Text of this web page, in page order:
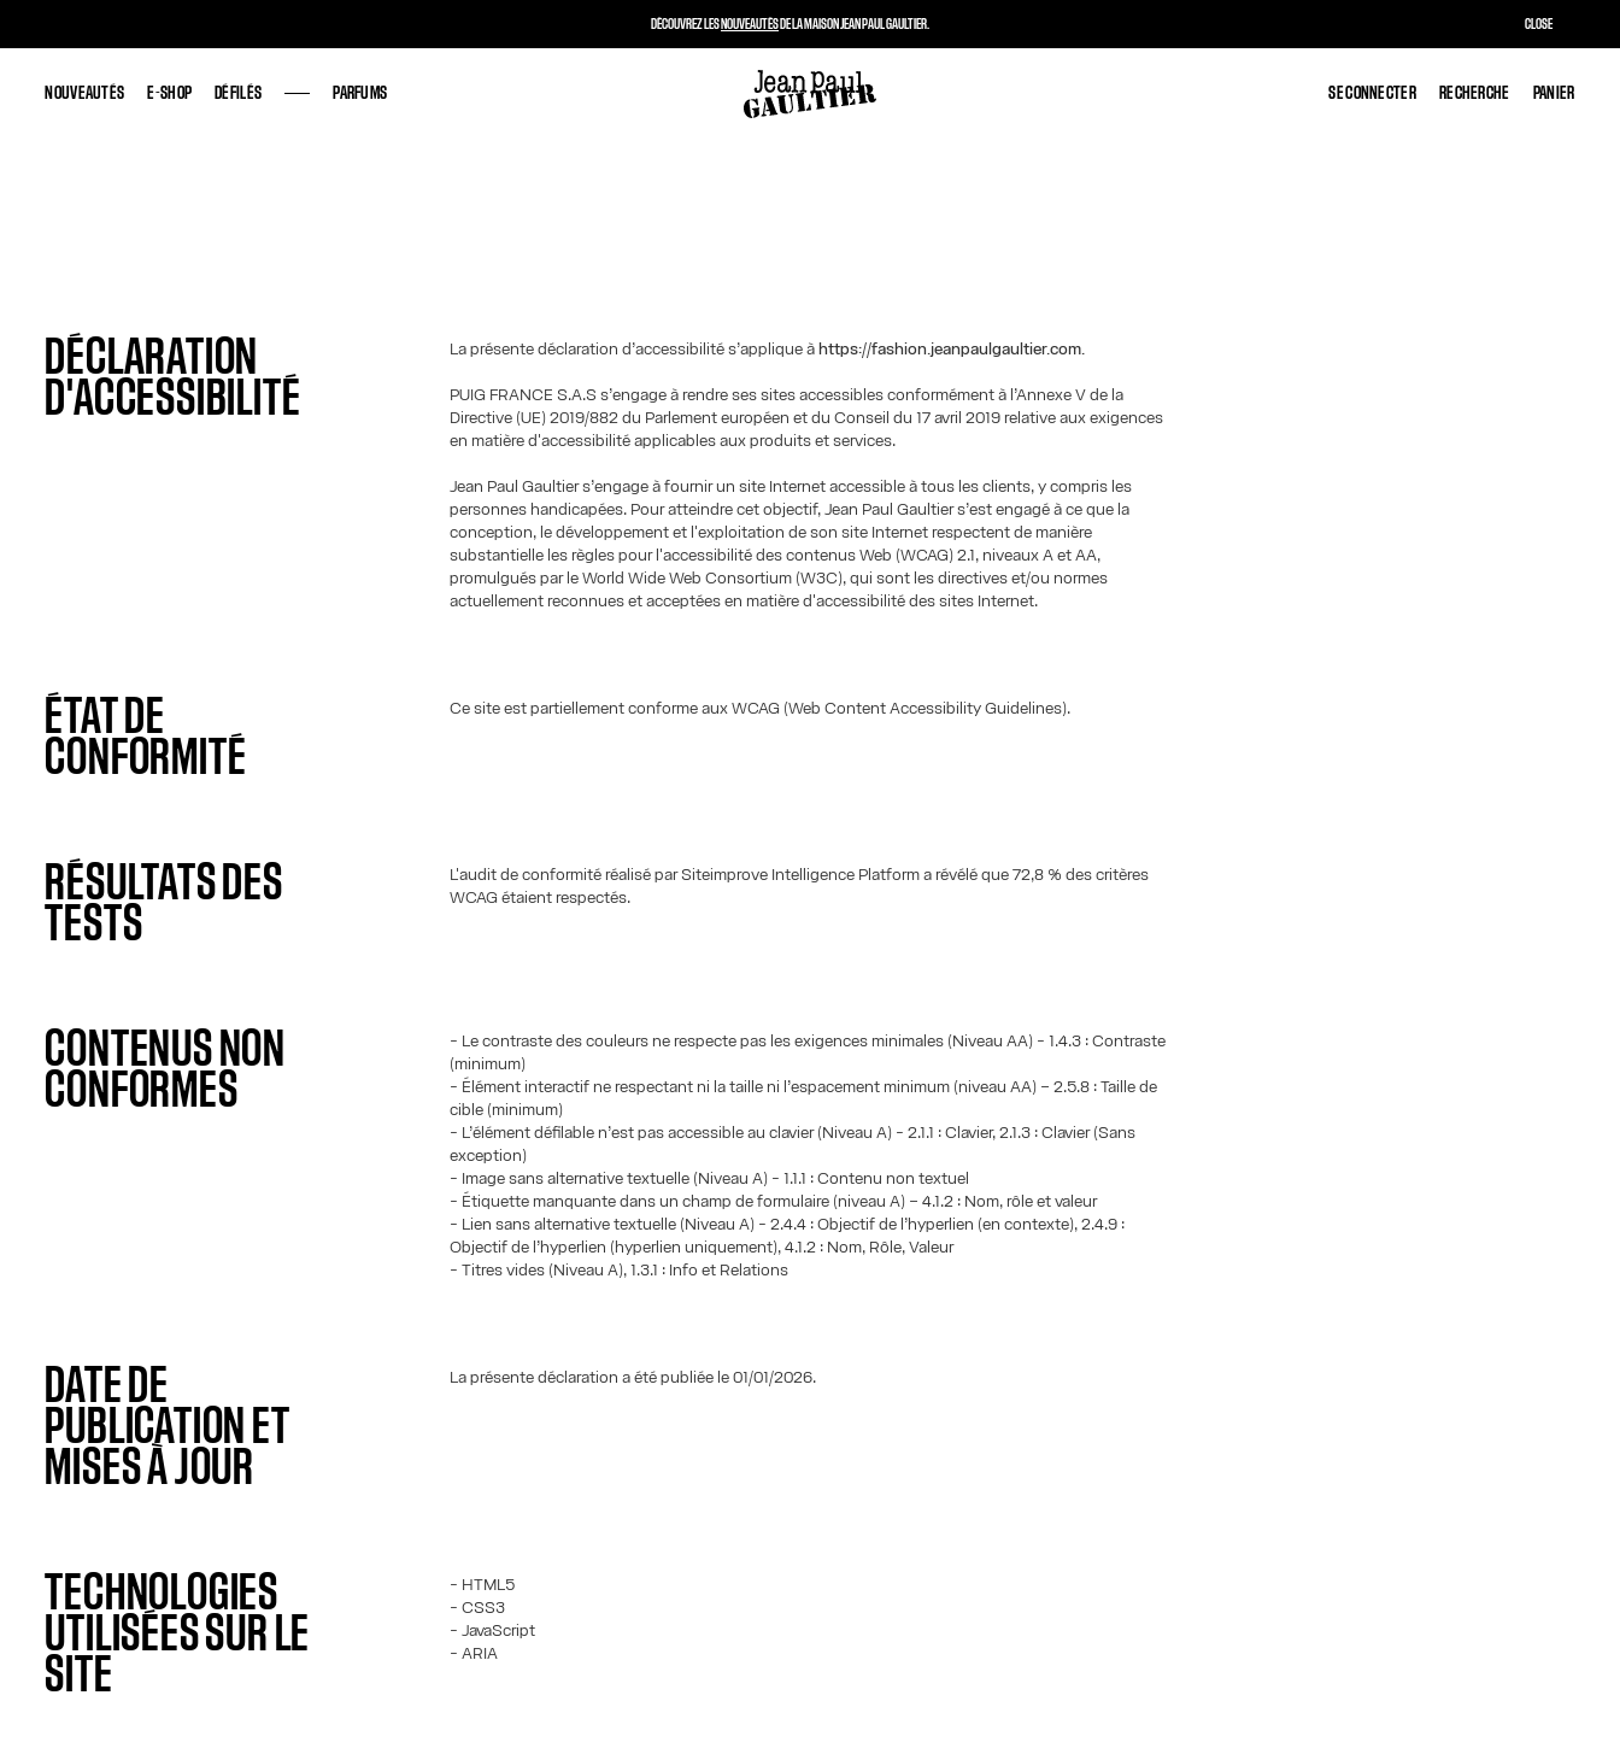
NOUVEAUTÉS E-SHOP DÉFILÉS PARFUMS SE CONNECTER RECHERCHE PANIER
NOUVEAUTÉS E-SHOP DÉFILÉS PARFUMS SE CONNECTER RECHERCHE PANIER
DÉCLARATION
D'ACCESSIBILITÉ
La présente déclaration d’accessibilité s’applique àhttps://fashion.jeanpaulgaultier.com.
PUIG FRANCE S.A.S s’engage à rendre ses sites accessibles conformément à l’Annexe V de la
Directive (UE) 2019/882 du Parlement européen et du Conseil du 17 avril 2019 relative aux exigences
en matière d'accessibilité applicables aux produits et services.
Jean Paul Gaultier s’engage à fournir un site Internet accessible à tous les clients, y compris les
personnes handicapées. Pour atteindre cet objectif, Jean Paul Gaultier s’est engagé à ce que la
conception, le développement et l'exploitation de son site Internet respectent de manière
substantielle les règles pour l'accessibilité des contenus Web (WCAG) 2.1, niveaux A et AA,
promulgués par le World Wide Web Consortium (W3C), qui sont les directives et/ou normes
actuellement reconnues et acceptées en matière d'accessibilité des sites Internet.
ÉTAT DE
CONFORMITÉ
Ce site est partiellement conforme aux WCAG (Web Content Accessibility Guidelines).
RÉSULTATS DES
TESTS
L'audit de conformité réalisé par Siteimprove Intelligence Platform a révélé que 72,8 % des critères
WCAG étaient respectés.
CONTENUS NON
CONFORMES
- Le contraste des couleurs ne respecte pas les exigences minimales (Niveau AA) - 1.4.3 : Contraste
(minimum)
- Élément interactif ne respectant ni la taille ni l’espacement minimum (niveau AA) – 2.5.8 : Taille de
cible (minimum)
- L’élément défilable n’est pas accessible au clavier (Niveau A) - 2.1.1 : Clavier, 2.1.3 : Clavier (Sans
exception)
- Image sans alternative textuelle (Niveau A) - 1.1.1 : Contenu non textuel
- Étiquette manquante dans un champ de formulaire (niveau A) – 4.1.2 : Nom, rôle et valeur
- Lien sans alternative textuelle (Niveau A) - 2.4.4 : Objectif de l’hyperlien (en contexte), 2.4.9 :
Objectif de l’hyperlien (hyperlien uniquement), 4.1.2 : Nom, Rôle, Valeur
- Titres vides (Niveau A), 1.3.1 : Info et Relations
DATE DE
PUBLICATION ET
MISES À JOUR
La présente déclaration a été publiée le 01/01/2026.
TECHNOLOGIES
UTILISÉES SUR LE
SITE
- HTML5
- CSS3
- JavaScript
- ARIA
DÉCOUVREZ LESNOUVEAUTÉSDE LA MAISON JEAN PAUL GAULTIER. CLOSE